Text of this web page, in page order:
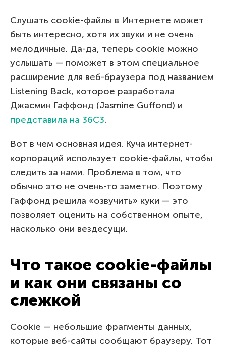
Слушать cookie-файлы в Интернете может
быть интересно, хотя их звуки и не очень
мелодичные. Да-да, теперь cookie можно
услышать — поможет в этом специальное
расширение для веб-браузера под названием
Listening Back, которое разработала
Джасмин Гаффонд (Jasmine Guffond) и
представила на 36C3.
Вот в чем основная идея. Куча интернет-
корпораций использует cookie-файлы, чтобы
следить за нами. Проблема в том, что
обычно это не очень-то заметно. Поэтому
Гаффонд решила «озвучить» куки — это
позволяет оценить на собственном опыте,
насколько они вездесущи.
Что такое cookie-файлы
и как они связаны со
слежкой
Cookie — небольшие фрагменты данных,
которые веб-сайты сообщают браузеру. Тот